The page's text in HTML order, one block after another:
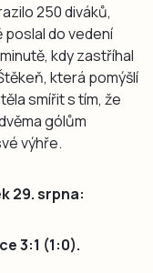
250 diváků,
poslal do vedení
kdy zastříhal
která pomýšlí
smířit s tím, že
gólům
výhře.
29. srpna:
3:1 (1:0).